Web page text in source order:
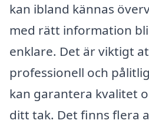
kan ibland kännas
med rätt information
enklare. Det är viktigt
professionell och
kan garantera kvalitet
ditt tak. Det finns flera